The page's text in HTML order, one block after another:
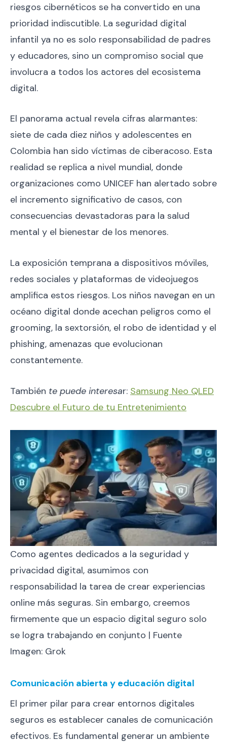
riesgos cibernéticos se ha convertido en una
prioridad indiscutible. La seguridad digital
infantil ya no es solo responsabilidad de padres
y educadores, sino un compromiso social que
involucra a todos los actores del ecosistema
digital.
El panorama actual revela cifras alarmantes:
siete de cada diez niños y adolescentes en
Colombia han sido víctimas de ciberacoso. Esta
realidad se replica a nivel mundial, donde
organizaciones como UNICEF han alertado sobre
el incremento significativo de casos, con
consecuencias devastadoras para la salud
mental y el bienestar de los menores.
La exposición temprana a dispositivos móviles,
redes sociales y plataformas de videojuegos
amplifica estos riesgos. Los niños navegan en un
océano digital donde acechan peligros como el
grooming, la sextorsión, el robo de identidad y el
phishing, amenazas que evolucionan
constantemente.
También te puede interesar: Samsung Neo QLED
Descubre el Futuro de tu Entretenimiento
Como agentes dedicados a la seguridad y
privacidad digital, asumimos con
responsabilidad la tarea de crear experiencias
online más seguras. Sin embargo, creemos
firmemente que un espacio digital seguro solo
se logra trabajando en conjunto | Fuente
Imagen: Grok
Comunicación abierta y educación digital
El primer pilar para crear entornos digitales
seguros es establecer canales de comunicación
efectivos. Es fundamental generar un ambiente